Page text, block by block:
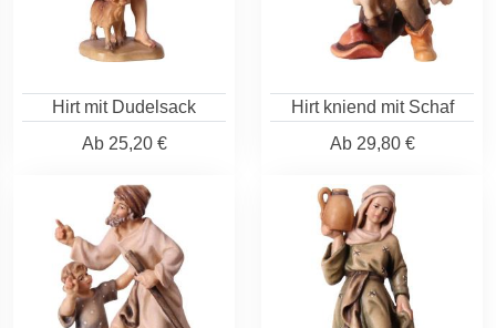
Hirt mit Dudelsack
Ab25,20 €
Hirt kniend mit Schaf
Ab29,80 €